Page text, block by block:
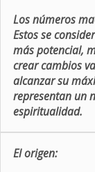
Los números
Estos se
más potencial,
crear cambios
alcanzar su
representan un
espiritualidad.
El origen: